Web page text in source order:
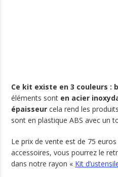
Ce kit existe en 3 couleurs :
éléments sont en acier
épaisseur cela rend les
sont en plastique ABS avec un
Le prix de vente est de 75
accessoires, vous pourrez le
dans notre rayon « Kit